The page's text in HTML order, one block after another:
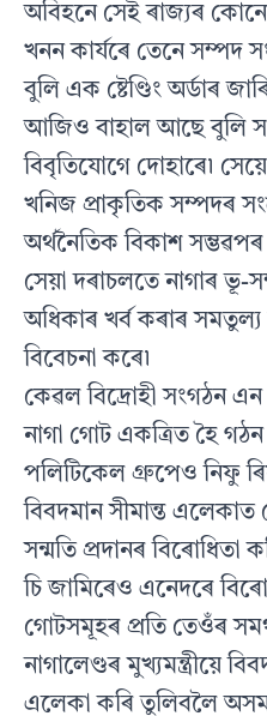
অবিহনে সেই ৰাজ্যৰ
খনন কাৰ্যৰে তেনে সম্পদ
বুলি এক ষ্টেণ্ডিং অর্ডাৰ
আজিও বাহাল আছে বুলি
বিবৃতিযোগে দোহাৰে৷
খনিজ প্ৰাকৃতিক সম্পদৰ
অর্থনৈতিক বিকাশ
সেয়া দৰাচলতে নাগাৰ ভূ-
অধিকাৰ খর্ব কৰাৰ
বিবেচনা কৰে৷
কেৱল বিদ্ৰোহী সংগঠন
নাগা গোট একত্ৰিত হৈ
পলিটিকেল গ্ৰুপেও নিফু
বিবদমান সীমান্ত
সন্মতি প্ৰদানৰ বিৰোধিতা
চি জামিৰেও এনেদৰে
গোটসমূহৰ প্ৰতি তেওঁৰ
নাগালেণ্ডৰ মুখ্যমন্ত্ৰীয়ে
এলেকা কৰি তুলিবলৈ